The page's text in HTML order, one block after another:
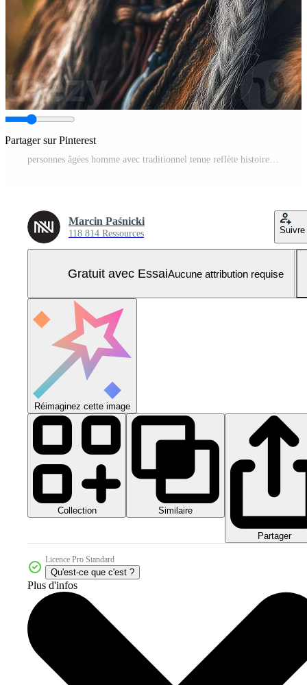
Partager sur Pinterest
personnes âgées homme avec traditionnel tenue reflète histoire dans une serein paysage Photo Pro
Marcin Paśnicki
118 814 Ressources Suivre
Gratuit avec EssaiAucune attribution requise
Réimaginez cette image
Collection Similaire
Partager
Licence Pro Standard
Qu'est-ce que c'est ?
Plus d'infos